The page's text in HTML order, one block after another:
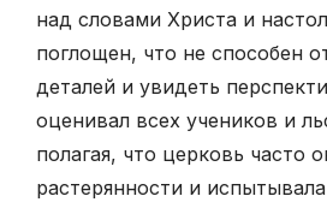
над словами Христа и
поглощен, что не способен
деталей и увидеть
оценивал всех учеников и
полагая, что церковь часто
растерянности и